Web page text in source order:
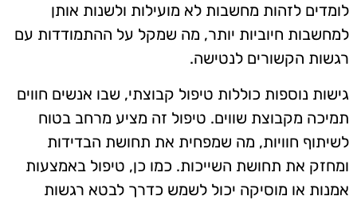
לומדים לזהות מחשבות לא מועילות ולשנות אותן
למחשבות חיוביות יותר, מה שמקל על ההתמודדות עם
רגשות הקשורים לנטישה.
גישות נוספות כוללות טיפול קבוצתי, שבו אנשים חווים
תמיכה מקבוצת שווים. טיפול זה מציע מרחב בטוח
לשיתוף חוויות, מה שמפחית את תחושת הבדידות
ומחזק את תחושת השייכות. כמו כן, טיפול באמצעות
אמנות או מוסיקה יכול לשמש כדרך לבטא רגשות